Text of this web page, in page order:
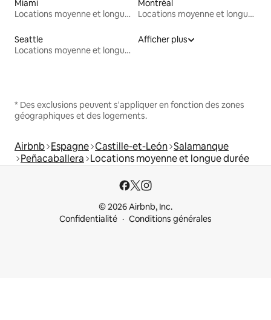
Miami
Locations moyenne et longue durée
Montréal
Locations moyenne et longue durée
Seattle
Locations moyenne et longue durée
Afficher plus
* Des exclusions peuvent s'appliquer en fonction des zones
géographiques et des logements.
Airbnb Espagne Castille-et-León Salamanque
Peñacaballera Locations moyenne et longue durée
© 2026 Airbnb, Inc.
Confidentialité
Conditions générales